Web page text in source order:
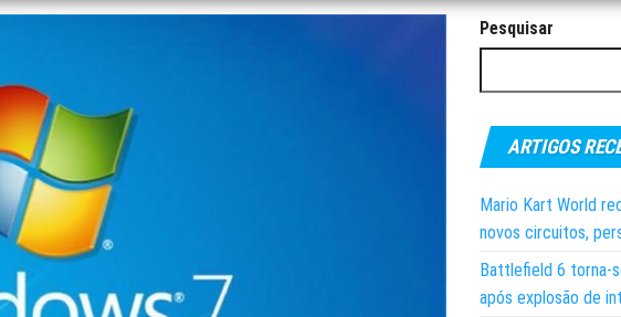
Pesquisar
ARTIGOS
Mario Kart World
novos circuitos,
Battlefield 6 torna-
após explosão de